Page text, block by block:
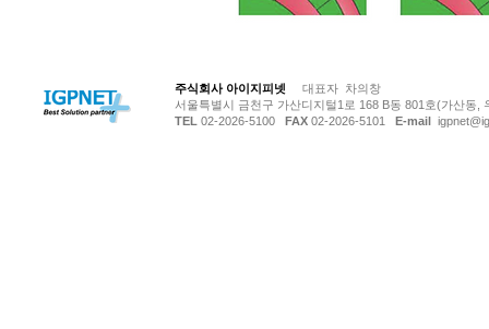
주식회사 아이지피넷 대표자 차의창
서울특별시 금천구 가산디지털1로 168 B동 801호(가산동
TEL 02-2026-5100 FAX 02-2026-5101 E-mail
© Copyright 저작권 보호 대상입니다.